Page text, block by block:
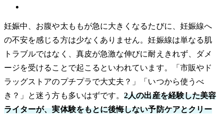
妊娠中、お腹や太ももが急に大きくなるたびに、妊娠線へ
の不安を感じる方は少なくありません。妊娠線は単なる肌
トラブルではなく、真皮が急激な伸びに耐えきれず、ダメ
ージを受けることで起こるといわれています。「市販やド
ラッグストアのプチプラで大丈夫？」「いつから使うべ
き？」と迷う方も多いはずです。2人の出産を経験した美容
ライターが、実体験をもとに後悔しない予防ケアとクリー